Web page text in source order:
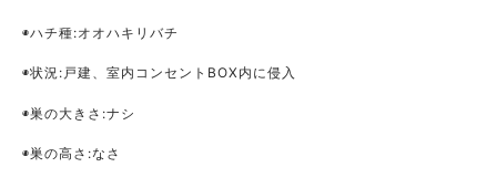
◉ハチ種:オオハキリバチ
◉状況:戸建、室内コンセントBOX内に侵入
◉巣の大きさ:ナシ
◉巣の高さ:なさ